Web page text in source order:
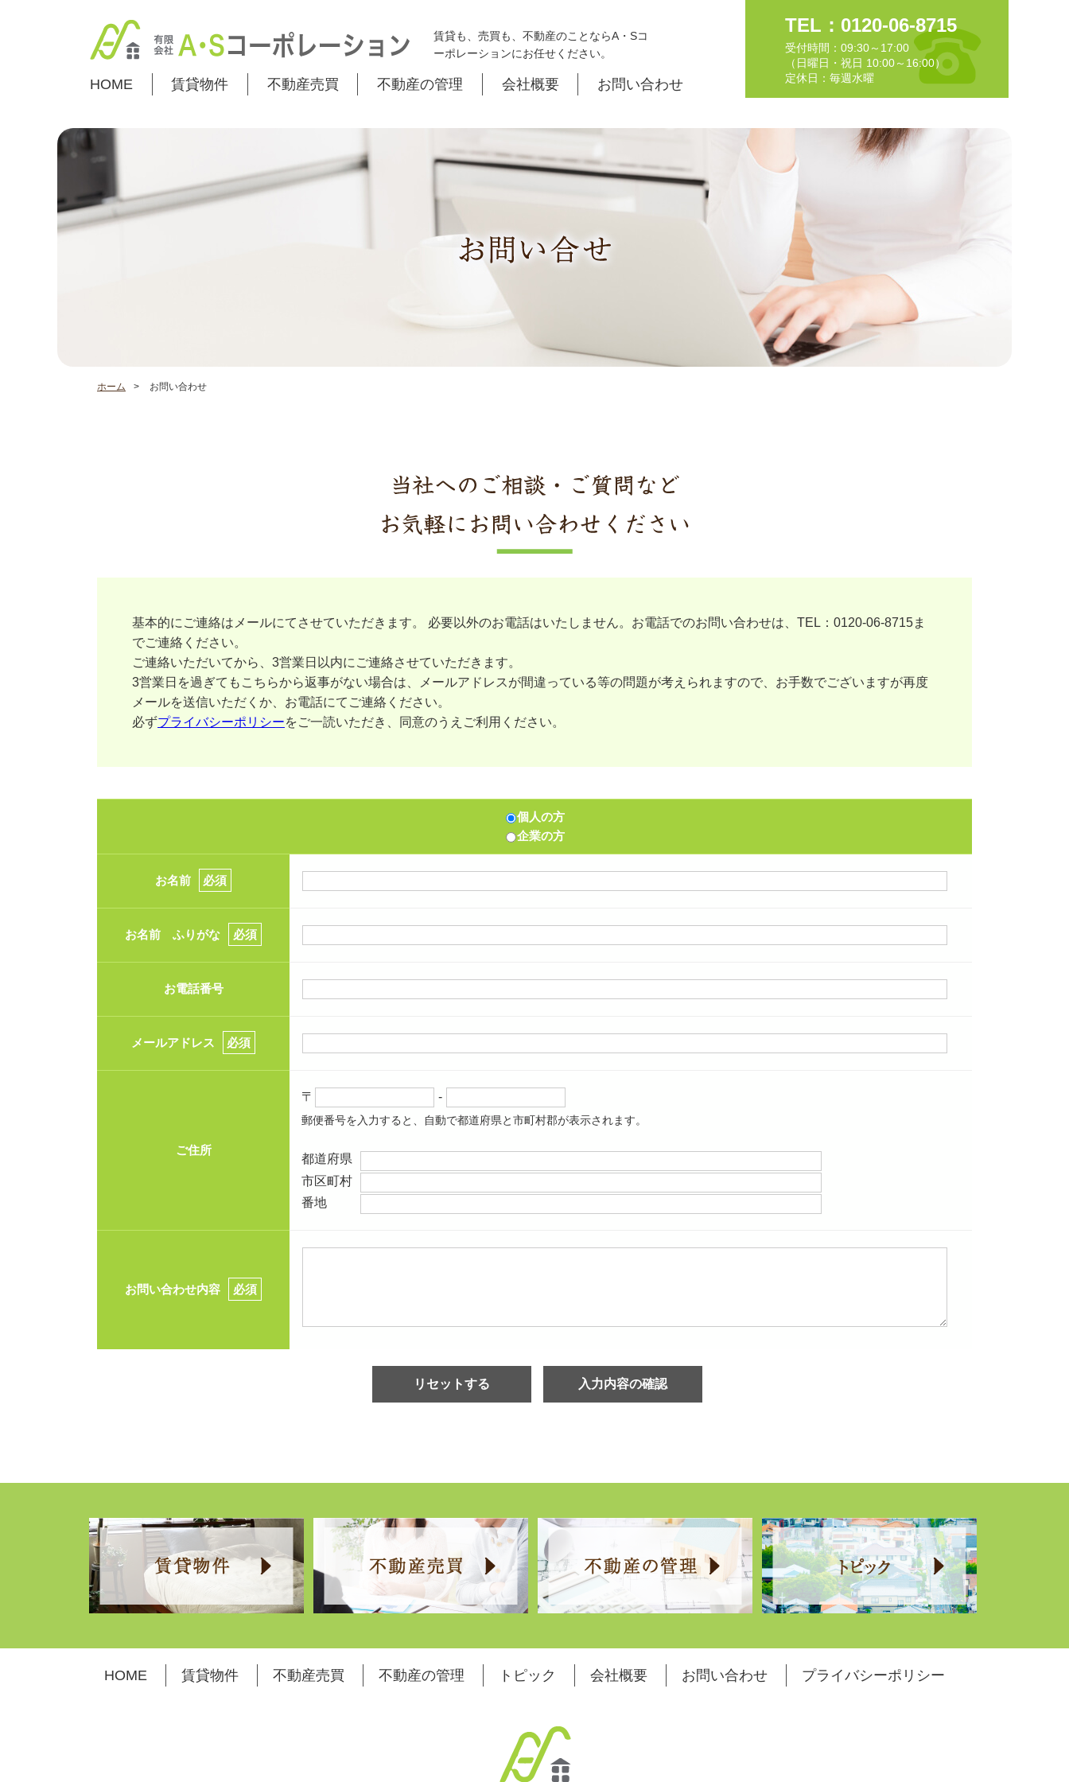
賃貸も、売買も、不動産のことならA・Sコ
ーポレーションにお任せください。
HOME 賃貸物件 不動産売買 不動産の管理 会社概要 お問い合わせ
TEL：0120-06-8715
受付時間：09:30～17:00
（日曜日・祝日 10:00～16:00）
定休日：毎週水曜
ホーム > お問い合わせ
基本的にご連絡はメールにてさせていただきます。 必要以外のお電話はいたしません。お電話でのお問い合わせは、 TEL：0120-06-8715ま
でご連絡ください。
ご連絡いただいてから、3営業日以内にご連絡させていただきます。
3営業日を過ぎてもこちらから返事がない場合は、メールアドレスが間違っている等の問題が考えられますので、お手数でございますが再度
メールを送信いただくか、お電話にてご連絡ください。
必ずプライバシーポリシーをご一読いただき、同意のうえご利用ください。
個人の方
企業の方
お名前 必須
お名前 ふりがな 必須
お電話番号
メールアドレス 必須
ご住所
〒 -
郵便番号を入力すると、自動で都道府県と市町村郡が表示されます。
都道府県
市区町村
番地
お問い合わせ内容 必須
HOME 賃貸物件 不動産売買 不動産の管理 トピック 会社概要 お問い合わせ プライバシーポリシー